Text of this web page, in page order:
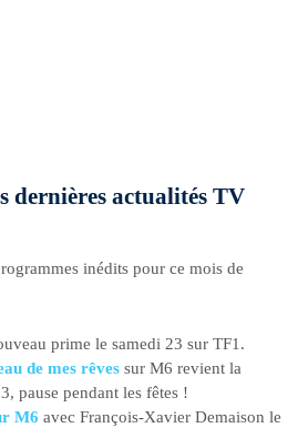
dernières actualités TV
inédits pour ce mois de
prime le samedi 23 sur TF1.
de mes rêves sur M6 revient la
pause pendant les fêtes !
M6 avec François-Xavier Demaison le